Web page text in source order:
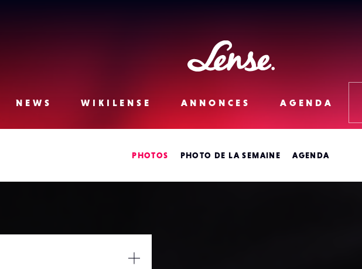
Lense
NEWS
WIKILENSE ANNONCES AGENDA
PHOTOS PHOTO DE LA SEMAINE AGENDA